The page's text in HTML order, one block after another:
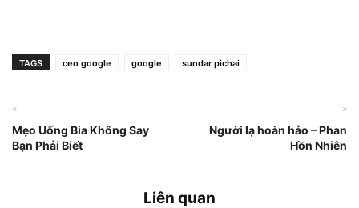
TAGS ceo google google sundar pichai
«
Mẹo Uống Bia Không Say
Bạn Phải Biết
»
Người lạ hoàn hảo – Phan
Hồn Nhiên
Liên quan